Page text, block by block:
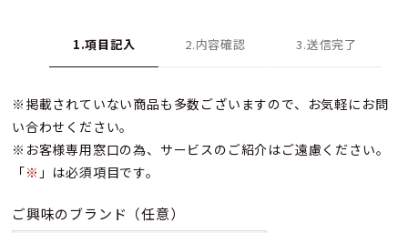
1.項目記入 2.内容確認 3.送信完了
※掲載されていない商品も多数ございますので、お気軽にお問
い合わせください。
※お客様専用窓口の為、サービスのご紹介はご遠慮ください。
「※ 」は必須項目です。
ご興味のブランド （任意）